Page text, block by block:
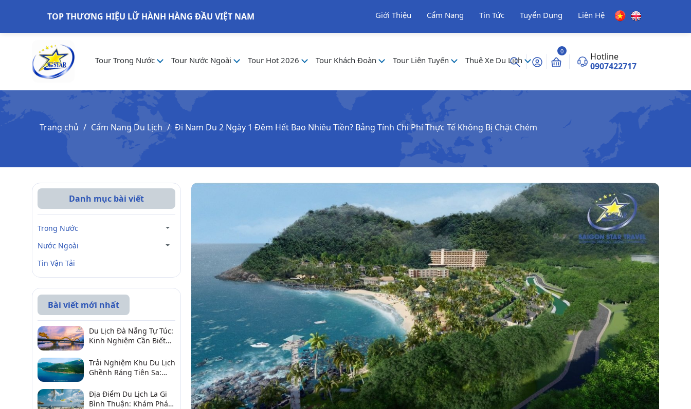
TOP THƯƠNG HIỆU LỮ HÀNH HÀNG ĐẦU VIỆT NAM Giới Thiệu Cẩm Nang Tin Tức Tuyển Dụng Liên Hệ
Tour Trong Nước Tour Nước Ngoài Tour Hot 2026 Tour Khách Đoàn Tour Liên Tuyến Thuê Xe Du Lịch
0
Hotline
0907422717
Trang chủ Cẩm Nang Du Lịch Đi Nam Du 2 Ngày 1 Đêm Hết Bao Nhiêu Tiền? Bảng Tính Chi Phí Thực Tế Không Bị Chặt Chém
Danh mục bài viết
Trong Nước
Nước Ngoài
Tin Vận Tải
Bài viết mới nhất
Du Lịch Đà Nẵng Tự Túc:
Kinh Nghiệm Cần Biết
Vời
Trải Nghiệm Khu Du Lịch
Ghềnh Ráng Tiên Sa:
Qua
Địa Điểm Du Lịch La Gi
Bình Thuận: Khám Phá 6